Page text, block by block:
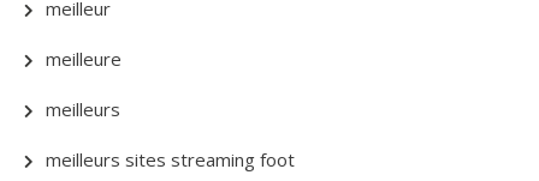
meilleur
meilleure
meilleurs
meilleurs sites streaming foot